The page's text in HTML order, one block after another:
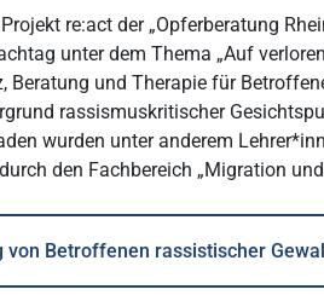
re:act der „Opferberatung
unter dem Thema „Auf
Beratung und Therapie für
rassismuskritischer
wurden unter anderem
den Fachbereich „Migration
von Betroffenen rassistischer